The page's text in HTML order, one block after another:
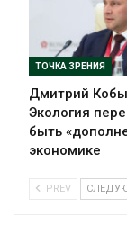
ТОЧКА ЗРЕНИЯ
Дмитрий
Экология
быть
экономике
PREV